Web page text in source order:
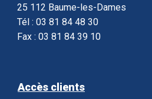
25 112 Baume-les-Dames
Tél : 03 81 84 48 30
Fax : 03 81 84 39 10
Accès clients